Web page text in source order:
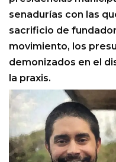
senadurías con las
sacrificio de
movimiento, los
demonizados en el
la praxis.